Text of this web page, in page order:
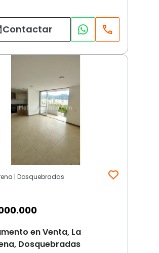
Contactar
| Dosquebradas
en Venta, La
Dosquebradas